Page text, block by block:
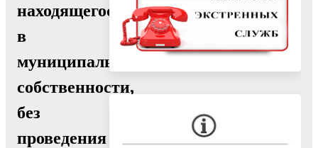
находящегося
в
муниципальной
собственности,
без
проведения